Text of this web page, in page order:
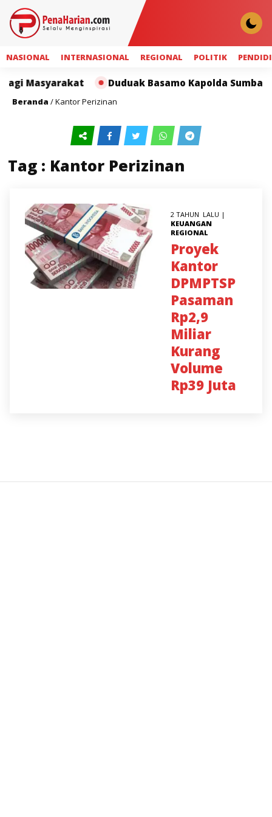
NASIONAL INTERNASIONAL REGIONAL POLITIK
Masyarakat Duduak Basamo Kapolda Sumbar
Beranda /Kantor Perizinan
Tag : Kantor Perizinan
2 TAHUN LALU |
KEUANGAN
REGIONAL
Proyek
Kantor
DPMPTSP
Pasaman
Rp2,9
Miliar
Kurang
Volume
Rp39 Juta